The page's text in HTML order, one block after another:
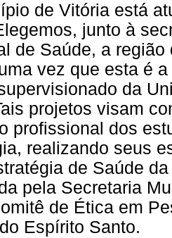
de Vitória está
junto à
de Saúde, a
vez que esta é
da
projetos visam
profissional dos
realizando seus
de Saúde
pela Secretaria
de Ética em
Espírito Santo.